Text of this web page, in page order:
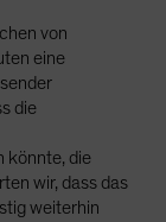
von
eine
die
könnte, die
wir, dass das
weiterhin